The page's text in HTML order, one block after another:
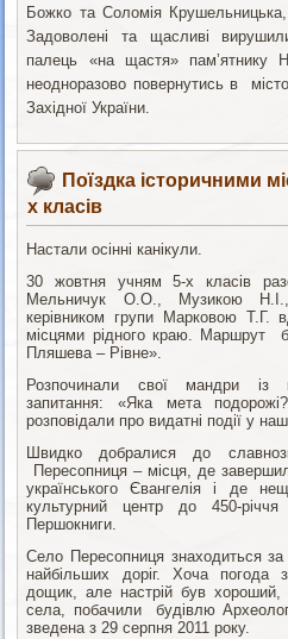
Божко та Соломія
Задоволені та щасливі
палець «на щастя»
неодноразово повернутись в
Західної України.
Поїздка історичними
х класів
Настали осінні канікули.
30 жовтня учням 5-х класів
Мельничук О.О., Музикою
керівником групи Марковою Т.Г.
місцями рідного краю. Маршрут
Пляшева – Рівне».
Розпочинали свої мандри із
запитання: «Яка мета
розповідали про видатні події у
Швидко добралися до
Пересопниця – місця, де
українського Євангелія і де
культурний центр до 450-
Першокниги.
Село Пересопниця знаходиться за
найбільших доріг. Хоча погода
дощик, але настрій був хороший,
села, побачили будівлю
зведена з 29 серпня 2011 року.